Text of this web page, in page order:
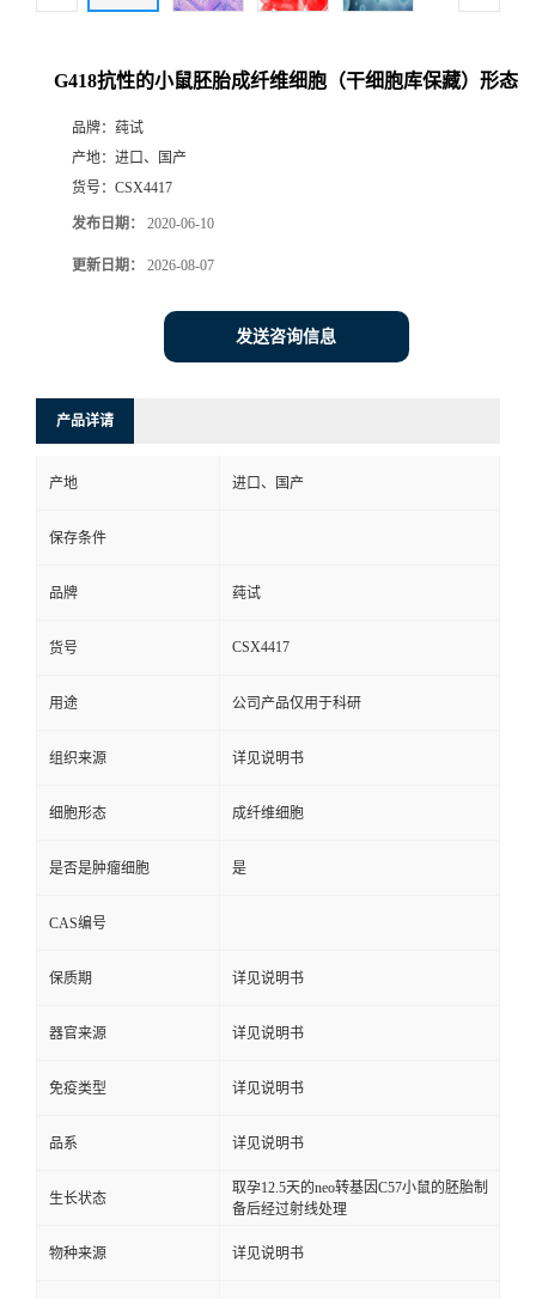
G418抗性的小鼠胚胎成纤维细胞（干细胞库保藏）形态
品牌： 莼试
产地： 进口、国产
货号： CSX4417
发布日期： 2020-06-10
更新日期： 2026-08-07
发送咨询信息
产品详请
产地 进口、国产
保存条件
品牌 莼试
货号 CSX4417
用途 公司产品仅用于科研
组织来源 详见说明书
细胞形态 成纤维细胞
是否是肿瘤细胞 是
CAS编号
保质期 详见说明书
器官来源 详见说明书
免疫类型 详见说明书
品系 详见说明书
生长状态
取孕12.5天的neo转基因C57小鼠的胚胎制
备后经过射线处理
物种来源 详见说明书